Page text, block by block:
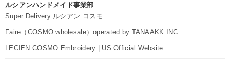
ルシアンハンドメイド事業部
Super Delivery ルシアン コスモ
Faire（COSMO wholesale）operated by TANAAKK INC
LECIEN COSMO Embroidery | US Official Website